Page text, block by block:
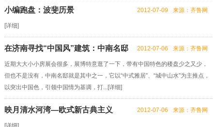
小编跑盘：波斐历景 来源：齐鲁网
2012-07-09
[详细]
在济南寻找“中国风”建筑：中南名邸 来源：齐鲁网
2012-07-06
近期大大小小房展会很多，展博特意逛了一下，带有中国特色的楼盘少之又少，
但也不是没有，中南名邸就是其中之一，它以“中式雅居”、“城中山水”为主推点，
以突出中国色，引领中国情为基调，打...[详细]
映月清水河湾—欧式新古典主义 来源：齐鲁网
2012-07-06
[详细]